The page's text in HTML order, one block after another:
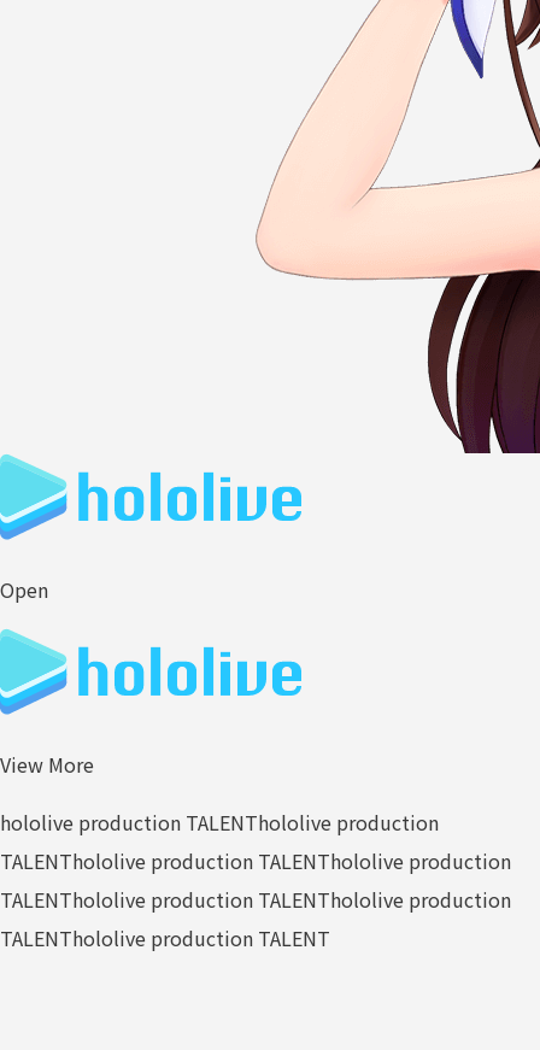
Open
View More
hololive production TALENThololive production
TALENThololive production TALENThololive production
TALENThololive production TALENThololive production
TALENThololive production TALENT